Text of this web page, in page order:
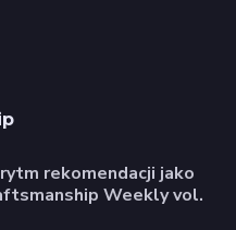
rekomendacji jako
Weekly vol.